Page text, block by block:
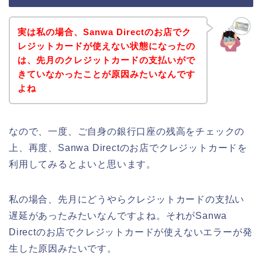
実は私の場合、Sanwa Directのお店でク
レジットカードが使えない状態になったの
は、先月のクレジットカードの支払いがで
きていなかったことが原因みたいなんです
よね
なので、一度、ご自身の銀行口座の残高をチェックの
上、再度、Sanwa Directのお店でクレジットカードを
利用してみるとよいと思います。
私の場合、先月にどうやらクレジットカードの支払い
遅延があったみたいなんですよね。それがSanwa
Directのお店でクレジットカードが使えないエラーが発
生した原因みたいです。